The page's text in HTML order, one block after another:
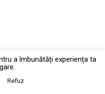
a îmbunătăți experiența ta
Refuz